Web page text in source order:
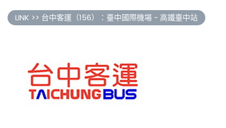
LINK >> 台中客運（156）：臺中國際機場 - 高鐵臺中站